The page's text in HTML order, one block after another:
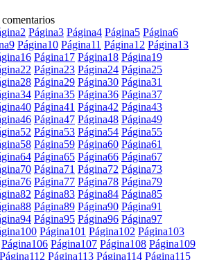
2 Página3 Página4 Página5 Página6
9 Página10 Página11 Página12 Página13
16 Página17 Página18 Página19
22 Página23 Página24 Página25
28 Página29 Página30 Página31
34 Página35 Página36 Página37
40 Página41 Página42 Página43
46 Página47 Página48 Página49
52 Página53 Página54 Página55
58 Página59 Página60 Página61
64 Página65 Página66 Página67
70 Página71 Página72 Página73
76 Página77 Página78 Página79
82 Página83 Página84 Página85
88 Página89 Página90 Página91
94 Página95 Página96 Página97
100 Página101 Página102 Página103
Página106 Página107 Página108 Página109
Página112 Página113 Página114 Página115